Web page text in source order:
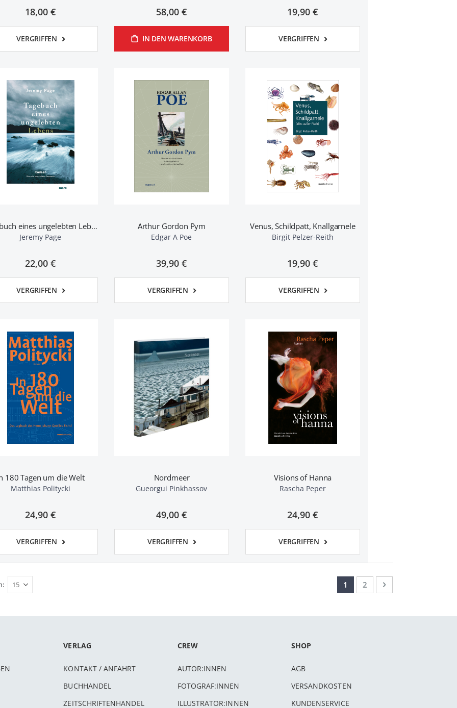
18,00 €
VERGRIFFEN
58,00 €
IN DEN WARENKORB
19,90 €
VERGRIFFEN
Tagebuch eines ungelebten Lebens
Jeremy Page
22,00 €
VERGRIFFEN
Arthur Gordon Pym
Edgar A Poe
39,90 €
VERGRIFFEN
Venus, Schildpatt, Knallgarnele
Birgit Pelzer-Reith
19,90 €
VERGRIFFEN
180 Tagen um die Welt
Matthias Politycki
24,90 €
VERGRIFFEN
Nordmeer
Gueorgui Pinkhassov
49,00 €
VERGRIFFEN
Visions of Hanna
Rascha Peper
24,90 €
VERGRIFFEN
Seite
Sie lesen gerade Seite
1 Seite
2 Seite
Weiter
VERLAG
KONTAKT / ANFAHRT
BUCHHANDEL
ZEITSCHRIFTENHANDEL
CREW
AUTOR:INNEN
FOTOGRAF:INNEN
ILLUSTRATOR:INNEN
SHOP
AGB
VERSANDKOSTEN
KUNDENSERVICE